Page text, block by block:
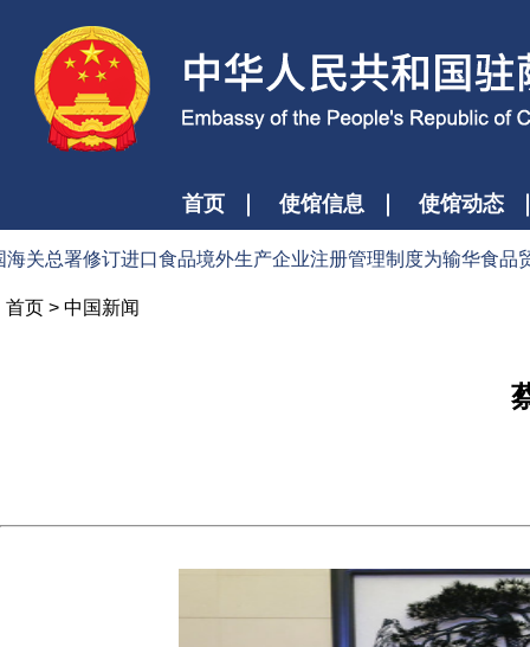
首页 使馆信息 使馆动态
关总署修订进口食品境外生产企业注册管理制度为输华食品
首页 > 中国新闻